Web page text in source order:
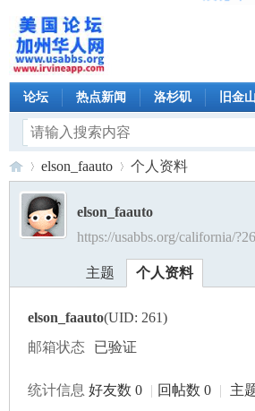
论坛 热点新闻 洛杉矶 旧金山
美›
elson_faauto
›
个人资料
elson_faauto
https://usabbs.org/california/
主题 个人资料
elson_faauto(UID: 261)
邮箱状态
已验证
统计信息 好友数 0 | 回帖数 0 | 主